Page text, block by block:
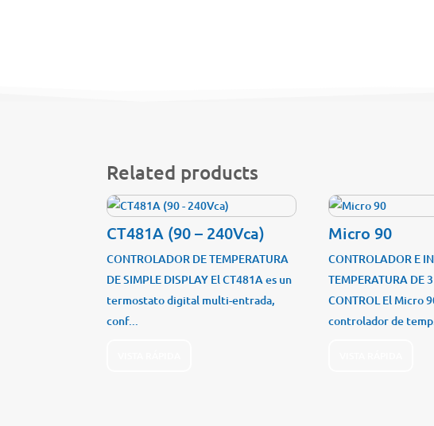
Related products
CT481A (90 – 240Vca)
CONTROLADOR DE TEMPERATURA
DE SIMPLE DISPLAY El CT481A es un
termostato digital multi-entrada,
conf...
Micro 90
CONTROLADOR E
TEMPERATURA DE
CONTROL El Micro
controlador de